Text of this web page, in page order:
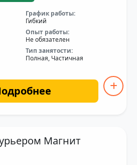
График работы:
Гибкий
Опыт работы:
Не обязателен
Тип занятости:
Полная, Частичная
Магнит